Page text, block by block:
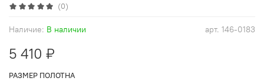
(0)
арт. 146-0183
Наличие: В наличии
5 410 ₽
РАЗМЕР ПОЛОТНА